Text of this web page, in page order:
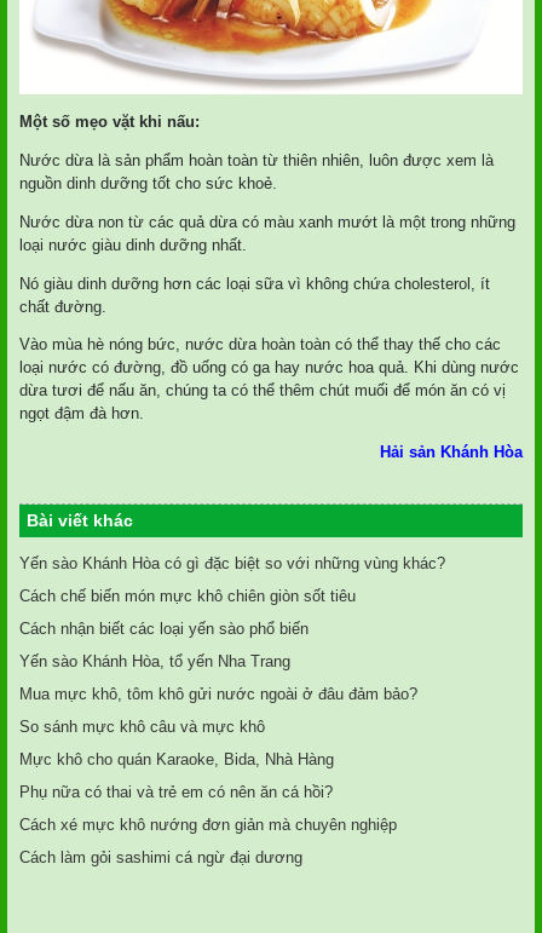
Một số mẹo vặt khi nấu:
Nước dừa là sản phẩm hoàn toàn từ thiên nhiên, luôn được xem là
nguồn dinh dưỡng tốt cho sức khoẻ.
Nước dừa non từ các quả dừa có màu xanh mướt là một trong những
loại nước giàu dinh dưỡng nhất.
Nó giàu dinh dưỡng hơn các loại sữa vì không chứa cholesterol, ít
chất đường.
Vào mùa hè nóng bức, nước dừa hoàn toàn có thể thay thế cho các
loại nước có đường, đồ uống có ga hay nước hoa quả. Khi dùng nước
dừa tươi để nấu ăn, chúng ta có thể thêm chút muối để món ăn có vị
ngọt đậm đà hơn.
Hải sản Khánh Hòa
Bài viết khác
Yến sào Khánh Hòa có gì đặc biệt so với những vùng khác?
Cách chế biến món mực khô chiên giòn sốt tiêu
Cách nhận biết các loại yến sào phổ biến
Yến sào Khánh Hòa, tổ yến Nha Trang
Mua mực khô, tôm khô gửi nước ngoài ở đâu đảm bảo?
So sánh mực khô câu và mực khô
Mực khô cho quán Karaoke, Bida, Nhà Hàng
Phụ nữa có thai và trẻ em có nên ăn cá hồi?
Cách xé mực khô nướng đơn giản mà chuyên nghiệp
Cách làm gỏi sashimi cá ngừ đại dương